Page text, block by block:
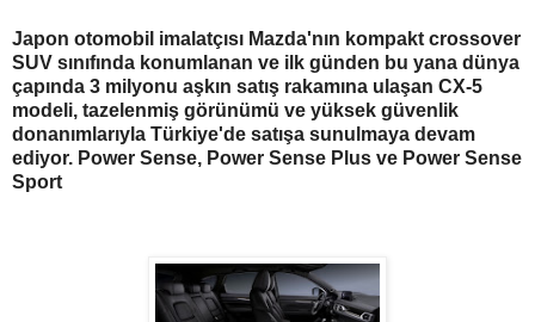
Japon otomobil imalatçısı Mazda'nın kompakt crossover
SUV sınıfında konumlanan ve ilk günden bu yana dünya
çapında 3 milyonu aşkın satış rakamına ulaşan CX-5
modeli, tazelenmiş görünümü ve yüksek güvenlik
donanımlarıyla Türkiye'de satışa sunulmaya devam
ediyor. Power Sense, Power Sense Plus ve Power Sense
Sport